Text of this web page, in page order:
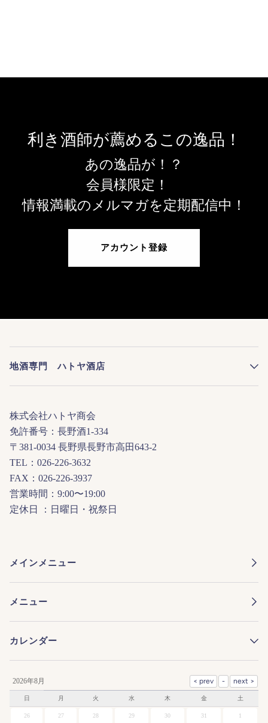
利き酒師が薦めるこの逸品！
あの逸品が！？
会員様限定！
情報満載のメルマガを定期配信中！
アカウント登録
地酒専門 ハトヤ酒店
株式会社ハトヤ商会
免許番号：長野酒1-334
〒381-0034 長野県長野市高田643-2
TEL：026-226-3632
FAX：026-226-3937
営業時間：9:00〜19:00
定休日 ：日曜日・祝祭日
メインメニュー
メニュー
カレンダー
2026年8月
日 月 火 水 木 金 土
26 27 28 29 30 31 1